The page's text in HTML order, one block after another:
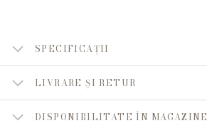
SPECIFICAȚII
LIVRARE ȘI RETUR
DISPONIBILITATE ÎN MAGAZINE